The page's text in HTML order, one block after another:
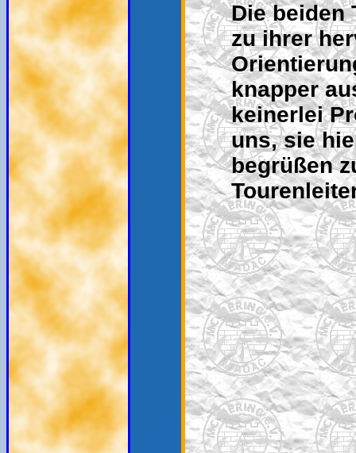
Die beiden
zu ihrer
knapper
keinerlei
uns, sie
begrüßen